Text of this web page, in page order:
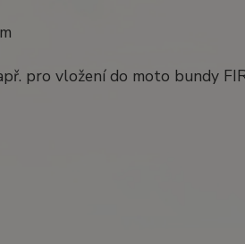
pro vložení do moto bundy